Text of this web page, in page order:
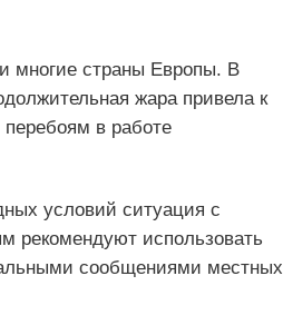
многие страны Европы. В
жара привела к
в работе
условий ситуация с
рекомендуют использовать
сообщениями местных